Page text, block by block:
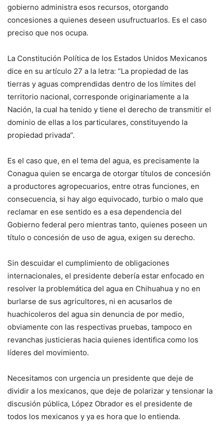
gobierno administra esos recursos, otorgando
concesiones a quienes deseen usufructuarlos. Es el caso
preciso que nos ocupa.
La Constitución Política de los Estados Unidos Mexicanos
dice en su artículo 27 a la letra: “La propiedad de las
tierras y aguas comprendidas dentro de los límites del
territorio nacional, corresponde originariamente a la
Nación, la cual ha tenido y tiene el derecho de transmitir el
dominio de ellas a los particulares, constituyendo la
propiedad privada”.
Es el caso que, en el tema del agua, es precisamente la
Conagua quien se encarga de otorgar títulos de concesión
a productores agropecuarios, entre otras funciones, en
consecuencia, si hay algo equivocado, turbio o malo que
reclamar en ese sentido es a esa dependencia del
Gobierno federal pero mientras tanto, quienes poseen un
título o concesión de uso de agua, exigen su derecho.
Sin descuidar el cumplimiento de obligaciones
internacionales, el presidente debería estar enfocado en
resolver la problemática del agua en Chihuahua y no en
burlarse de sus agricultores, ni en acusarlos de
huachicoleros del agua sin denuncia de por medio,
obviamente con las respectivas pruebas, tampoco en
revanchas justicieras hacia quienes identifica como los
líderes del movimiento.
Necesitamos con urgencia un presidente que deje de
dividir a los mexicanos, que deje de polarizar y tensionar la
discusión pública, López Obrador es el presidente de
todos los mexicanos y ya es hora que lo entienda.